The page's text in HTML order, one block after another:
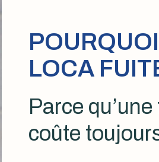
LOCA
Parce
coûte